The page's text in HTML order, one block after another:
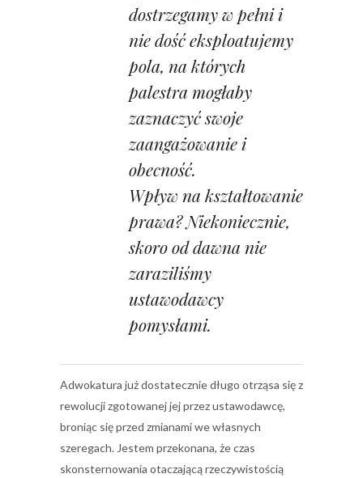
dostrzegamy w pełni i
nie dość eksploatujemy
pola, na których
palestra mogłaby
zaznaczyć swoje
zaangażowanie i
obecność.
Wpływ na kształtowanie
prawa? Niekoniecznie,
skoro od dawna nie
zaraziliśmy
ustawodawcy
pomysłami.
Adwokatura już dostatecznie długo otrząsa się z
rewolucji zgotowanej jej przez ustawodawcę,
broniąc się przed zmianami we własnych
szeregach. Jestem przekonana, że czas
skonsternowania otaczającą rzeczywistością